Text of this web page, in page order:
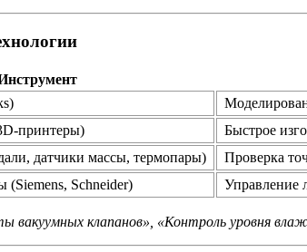
Быстрое
датчики массы, термопары)
Проверка
(Siemens, Schneider)
Управление
вакуумных клапанов», «Контроль уровня